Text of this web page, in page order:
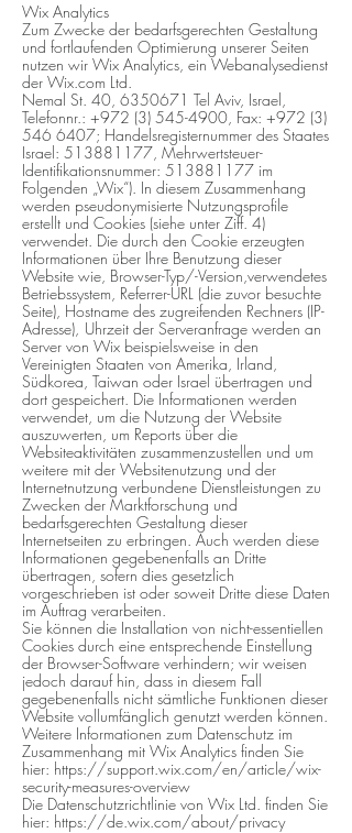
Wix Analytics
Zum Zwecke der bedarfsgerechten Gestaltung
und fortlaufenden Optimierung unserer Seiten
nutzen wir Wix Analytics, ein Webanalysedienst
der Wix.com Ltd.
Nemal St. 40, 6350671 Tel Aviv, Israel,
Telefonnr.: +972 (3) 545-4900, Fax: +972 (3)
546 6407; Handelsregisternummer des Staates
Israel: 513881177, Mehrwertsteuer-
Identifikationsnummer: 513881177 im
Folgenden „Wix“). In diesem Zusammenhang
werden pseudonymisierte Nutzungsprofile
erstellt und Cookies (siehe unter Ziff. 4)
verwendet. Die durch den Cookie erzeugten
Informationen über Ihre Benutzung dieser
Website wie, Browser-Typ/-Version,verwendetes
Betriebssystem, Referrer-URL (die zuvor besuchte
Seite), Hostname des zugreifenden Rechners (IP-
Adresse), Uhrzeit der Serveranfrage werden an
Server von Wix beispielsweise in den
Vereinigten Staaten von Amerika, Irland,
Südkorea, Taiwan oder Israel übertragen und
dort gespeichert. Die Informationen werden
verwendet, um die Nutzung der Website
auszuwerten, um Reports über die
Websiteaktivitäten zusammenzustellen und um
weitere mit der Websitenutzung und der
Internetnutzung verbundene Dienstleistungen zu
Zwecken der Marktforschung und
bedarfsgerechten Gestaltung dieser
Internetseiten zu erbringen. Auch werden diese
Informationen gegebenenfalls an Dritte
übertragen, sofern dies gesetzlich
vorgeschrieben ist oder soweit Dritte diese Daten
im Auftrag verarbeiten.
Sie können die Installation von nicht-essentiellen
Cookies durch eine entsprechende Einstellung
der Browser-Software verhindern; wir weisen
jedoch darauf hin, dass in diesem Fall
gegebenenfalls nicht sämtliche Funktionen dieser
Website vollumfänglich genutzt werden können.
Weitere Informationen zum Datenschutz im
Zusammenhang mit Wix Analytics finden Sie
hier: https://support.wix.com/en/article/wix-
security-measures-overview
Die Datenschutzrichtlinie von Wix Ltd. finden Sie
hier: https://de.wix.com/about/privacy